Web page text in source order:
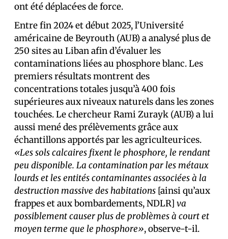
ont été déplacé·es de force.
Entre fin 2024 et début 2025, l’Université
américaine de Beyrouth (AUB) a analysé plus de
250 sites au Liban afin d’évaluer les
contaminations liées au phosphore blanc. Les
premiers résultats montrent des
concentrations totales jusqu’à 400 fois
supérieures aux niveaux naturels dans les zones
touchées. Le chercheur Rami Zurayk (AUB) a lui
aussi mené des prélèvements grâce aux
échantillons apportés par les agriculteur·ices.
«Les sols calcaires fixent le phosphore, le rendant
peu disponible. La contamination par les métaux
lourds et les entités contaminantes associées à la
destruction massive des habitations [ainsi qu’aux
frappes et aux bombardements, NDLR] va
possiblement causer plus de problèmes à court et
moyen terme que le phosphore», observe-t-il.